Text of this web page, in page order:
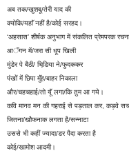
अब तक/खुशबू/तेरी याद की
क्योकि/यहाॅं नहीं है/कोई सरहद।
‘अहसास’ शीर्षक अनुभाग में संकलित प्रेमपरक
आॅंगन में/जरा सी धूप खिली
मुंडेर पे बैठी/ चिडि़या ने/फुदककर
पंखों में छिपा मुॅंह/बाहर निकाला
और/चहचहाई/तो यूॅं लगा/कि तुम आ गये।
कवि मानव मन की गहराई से पड़ताल कर, कड़वे
जितना/खौफनाक लगता है/सन्नाटा
उससे भी कहीं ज्यादा/डर पैदा करता है
कोई/खामोश आदमी।